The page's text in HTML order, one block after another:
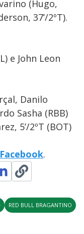
(Hugo,
37’/2ºT).
e John Leon
Danilo
Sasha (RBB)
5’/2ºT (BOT)
Facebook.
RED BULL BRAGANTINO